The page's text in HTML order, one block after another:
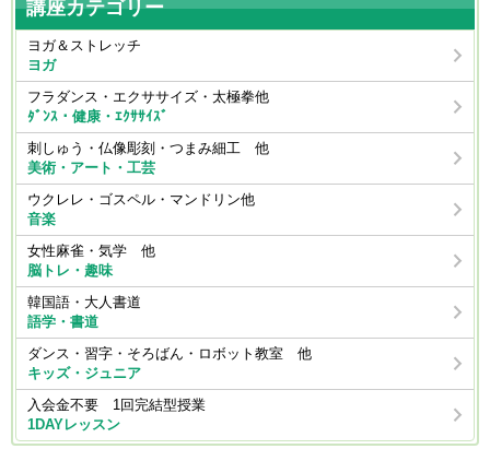
講座カテゴリー
ヨガ＆ストレッチ
ヨガ
フラダンス・エクササイズ・太極拳他
ﾀﾞﾝｽ・健康・ｴｸｻｻｲｽﾞ
刺しゅう・仏像彫刻・つまみ細工 他
美術・アート・工芸
ウクレレ・ゴスペル・マンドリン他
音楽
女性麻雀・気学 他
脳トレ・趣味
韓国語・大人書道
語学・書道
ダンス・習字・そろばん・ロボット教室 他
キッズ・ジュニア
入会金不要 1回完結型授業
1DAYレッスン